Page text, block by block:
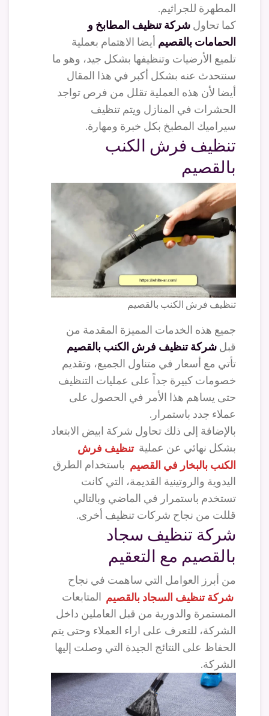
المطهرة للجراثيم.
كما تحاول شركة تنظيف المطابخ و
الحمامات بالقصيم أيضا الاهتمام بعملية
تلميع الأرضيات وتنظيفها بشكل جيد، وهو ما
سنتحدث عنه بشكل أكبر في هذا المقال
أيضا لأن هذه العملية تقلل من فرص تواجد
الحشرات في المنازل ويتم تنظيف
سيراميك المطبخ بكل خبرة ومهارة.
تنظيف فرش الكنب
بالقصيم
تنظيف فرش الكنب بالقصيم
جميع هذه الخدمات المميزة المقدمة من
قبل شركة تنظيف فرش الكنب بالقصيم
تأتي مع أسعار في متناول الجميع، وتقديم
خصومات كبيرة جداً على عمليات التنظيف
حتى يساهم هذا الأمر في الحصول على
عملاء جدد باستمرار.
بالإضافة إلى ذلك تحاول شركة ابيض الابتعاد
بشكل نهائي عن عملية تنظيف فرش
الكنب بالبخار في القصيم باستخدام الطرق
اليدوية والروتينية القديمة، التي كانت
تستخدم باستمرار في الماضي وبالتالي
قللت من نجاح شركات تنظيف أخرى.
شركة تنظيف سجاد
بالقصيم مع التعقيم
من أبرز العوامل التي ساهمت في نجاح
شركة تنظيف السجاد بالقصيم المتابعات
المستمرة والدورية من قبل العاملين داخل
الشركة، للتعرف على اراء العملاء وحتى يتم
الحفاظ على النتائج الجيدة التي وصلت إليها
الشركة.